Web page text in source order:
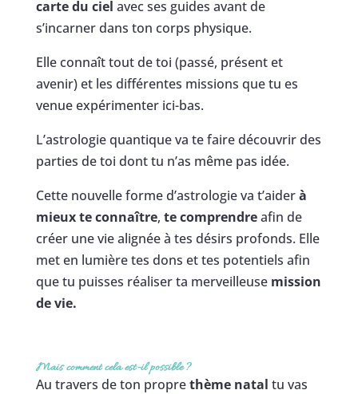
carte du ciel avec ses guides avant de
s’incarner dans ton corps physique.
Elle connaît tout de toi (passé, présent et
avenir) et les différentes missions que tu es
venue expérimenter ici-bas.
L’astrologie quantique va te faire découvrir des
parties de toi dont tu n’as même pas idée.
Cette nouvelle forme d’astrologie va t’aiderà
mieux te connaître, te comprendreafin de
créer une vie alignée à tes désirs profonds. Elle
met en lumière tes dons et tes potentiels afin
que tu puisses réaliser ta merveilleuse mission
de vie.
Mais comment cela est-il possible ?
Au travers de ton proprethème natal tu vas